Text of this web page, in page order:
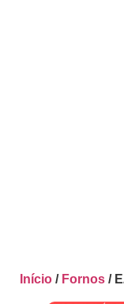
Início / Fornos /